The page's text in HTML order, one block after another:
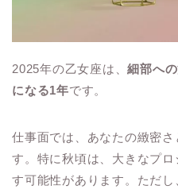
2025年の乙女座は、細部へ
になる1年です。
仕事面では、あなたの緻密
す。特に秋頃は、大きなプ
す可能性があります。ただ